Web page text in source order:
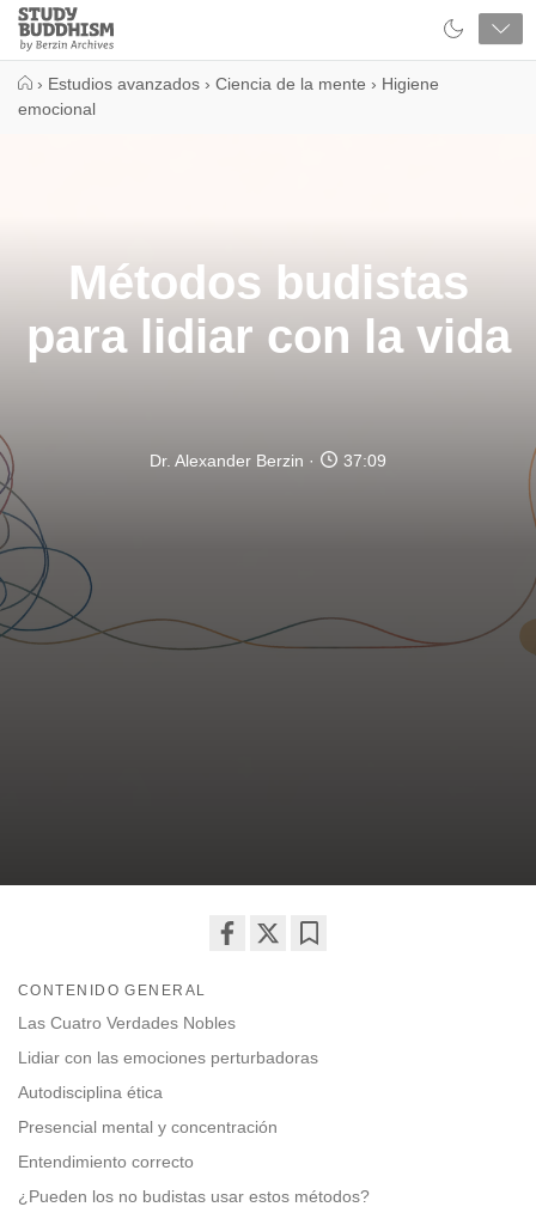
Close
Study
Buddhism
› Estudios avanzados › Ciencia de la mente › Higiene
emocional
Métodos budistas
para lidiar con la vida
Dr. Alexander Berzin 37:09
facebook
CONTENIDO GENERAL
Las Cuatro Verdades Nobles
Lidiar con las emociones perturbadoras
Autodisciplina ética
Presencial mental y concentración
Entendimiento correcto
¿Pueden los no budistas usar estos métodos?